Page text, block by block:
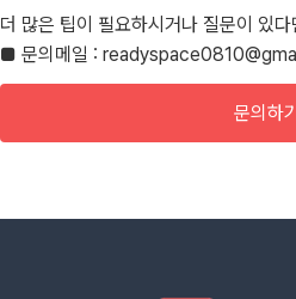
더 많은 팁이 필요하시거나 질문이 있
■ 문의메일 :
문의하기